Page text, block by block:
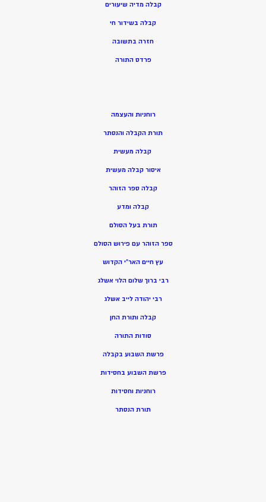
קבלה מדיה שיעורים
קבלה בשידור חי
חזרה בתשובה
פרדס התורה
רוחניות והעצמה
תורת הקבלה והנסתר
קבלה מעשית
איסור קבלה מעשית
קבלה ספר הזוהר
קבלה ומדע
תורת בעל הסולם
ספר הזוהר עם פירוש הסולם
עץ חיים האר”י הקדוש
רבי ברוך שלום הלוי אשלג
רבי יהודה לייב אשלג
קבלה ותורת החן
סודות התורה
פרשת השבוע בקבלה
פרשת השבוע בחסידות
רוחניות וחסידות
תורת הנסתר